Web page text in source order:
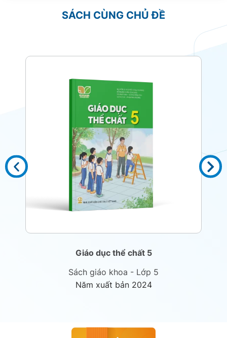
SÁCH CÙNG CHỦ ĐỀ
Giáo dục thể chất 5
Sách giáo khoa - Lớp 5
Năm xuất bản 2024